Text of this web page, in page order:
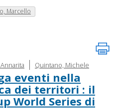
Marcello
| Quintano, Michele
eventi nella
dei territori : il
World Series di